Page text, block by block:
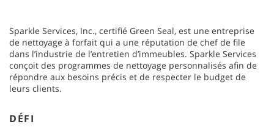
Sparkle Services, Inc., certifié Green Seal, est une entreprise
de nettoyage à forfait qui a une réputation de chef de file
dans l’industrie de l’entretien d’immeubles. Sparkle Services
conçoit des programmes de nettoyage personnalisés afin de
répondre aux besoins précis et de respecter le budget de
leurs clients.
DÉFI